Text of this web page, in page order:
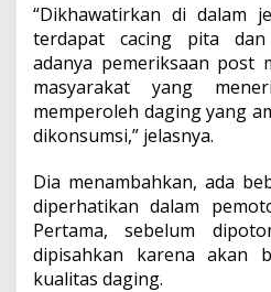
“Dikhawatirkan di dalam
terdapat cacing pita dan
adanya pemeriksaan post
masyarakat yang
memperoleh daging yang
dikonsumsi,” jelasnya.
Dia menambahkan, ada
diperhatikan dalam
Pertama, sebelum
dipisahkan karena akan
kualitas daging.